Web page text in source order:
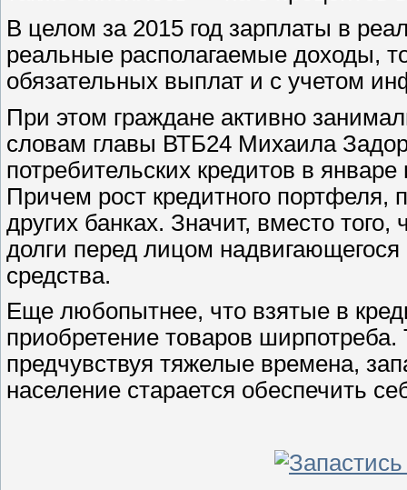
В целом за 2015 год зарплаты в
реальные располагаемые доходы,
обязательных выплат и с учетом
При этом граждане активно
словам главы ВТБ24 Михаила
потребительских кредитов в
Причем рост кредитного
других банках. Значит, вместо
долги перед лицом
средства.
Еще любопытнее, что взятые в
приобретение товаров
предчувствуя тяжелые времена,
население старается обеспечить